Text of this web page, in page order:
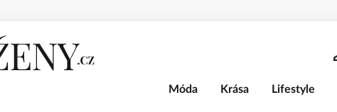
Móda Krása Lifestyle